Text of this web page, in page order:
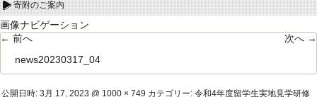
寄附のご案内
画像ナビゲーション
← 前へ
次へ →
news20230317_04
公開日時: 3月 17, 2023 @ 1000 × 749 カテゴリー: 令和4年度留学生実地見学研修